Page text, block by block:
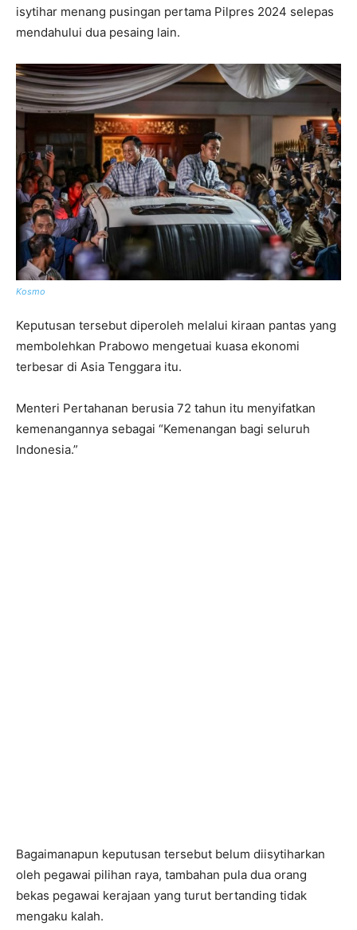
isytihar menang pusingan pertama Pilpres 2024 selepas
mendahului dua pesaing lain.
Kosmo
Keputusan tersebut diperoleh melalui kiraan pantas yang
membolehkan Prabowo mengetuai kuasa ekonomi
terbesar di Asia Tenggara itu.
Menteri Pertahanan berusia 72 tahun itu menyifatkan
kemenangannya sebagai “Kemenangan bagi seluruh
Indonesia.”
Bagaimanapun keputusan tersebut belum diisytiharkan
oleh pegawai pilihan raya, tambahan pula dua orang
bekas pegawai kerajaan yang turut bertanding tidak
mengaku kalah.